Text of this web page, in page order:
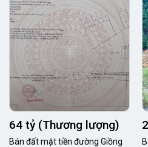
64 tỷ (Thương lượng)
Bán đất mặt tiền đường Giồng